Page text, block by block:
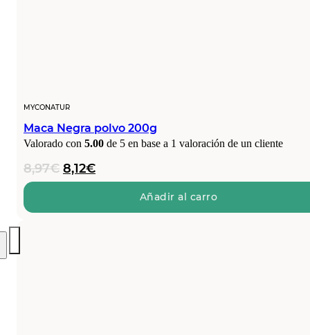
MYCONATUR
Maca Negra polvo 200g
Valorado con 5.00 de 5 en base a 1 valoración de un cliente
8,97€ El
precio
era:
8,12€El
precio
es:
Añadir al carro